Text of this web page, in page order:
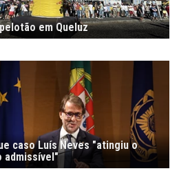
em Queluz
caso Luís Neves "atingiu o
admissível"